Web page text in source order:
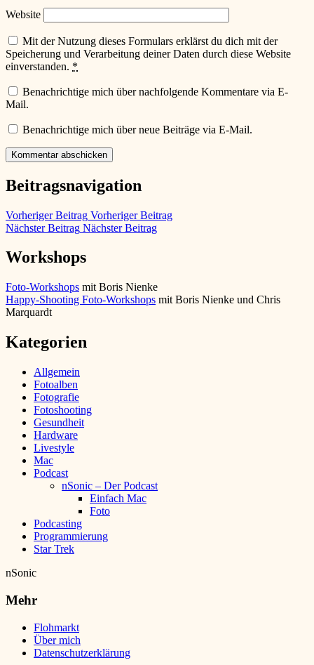
Website
Mit der Nutzung dieses Formulars erklärst du dich mit der
Speicherung und Verarbeitung deiner Daten durch diese Website
einverstanden. *
Benachrichtige mich über nachfolgende Kommentare via E-
Mail.
Benachrichtige mich über neue Beiträge via E-Mail.
Beitragsnavigation
Vorheriger Beitrag Vorheriger Beitrag
Nächster Beitrag Nächster Beitrag
Workshops
Foto-Workshops mit Boris Nienke
Happy-Shooting Foto-Workshops mit Boris Nienke und Chris
Marquardt
Kategorien
Allgemein
Fotoalben
Fotografie
Fotoshooting
Gesundheit
Hardware
Livestyle
Mac
Podcast
nSonic – Der Podcast
Einfach Mac
Foto
Podcasting
Programmierung
Star Trek
nSonic
Mehr
Flohmarkt
Über mich
Datenschutzerklärung